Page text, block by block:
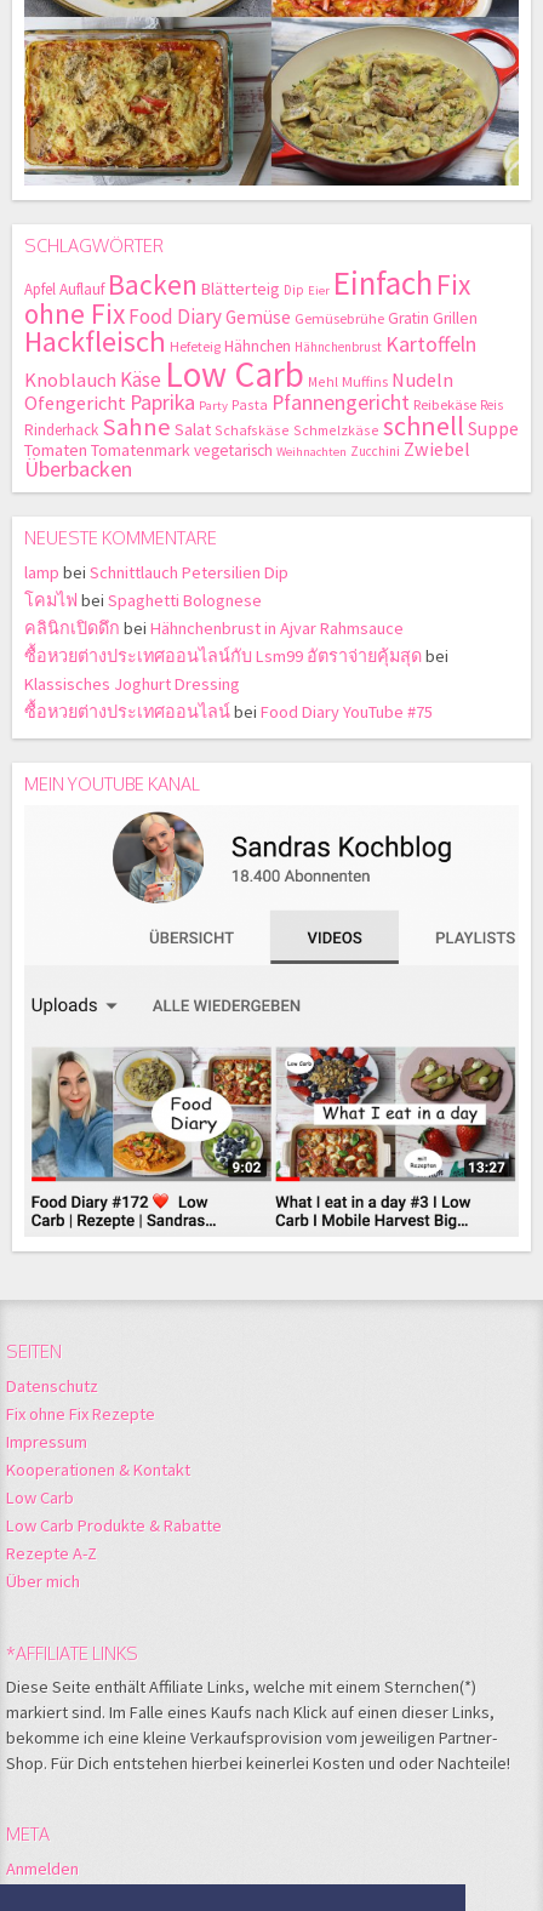
SCHLAGWÖRTER
ApfelAuflauf Backen Blätterteig Dip Eier Einfach Fix
ohne FixFood DiaryGemüse Gemüsebrühe Gratin Grillen
Hackfleisch Hefeteig Hähnchen Hähnchenbrust Kartoffeln
Knoblauch Käse Low Carb Mehl Muffins Nudeln
Ofengericht Paprika Party Pasta Pfannengericht Reibekäse Reis
Rinderhack Sahne Salat Schafskäse Schmelzkäse schnell Suppe
Tomaten Tomatenmarkvegetarisch Weihnachten Zucchini Zwiebel
Überbacken
NEUESTE KOMMENTARE
lamp bei Schnittlauch Petersilien Dip
โคมไฟ bei Spaghetti Bolognese
คลินิกเปิดดึก bei Hähnchenbrust in Ajvar Rahmsauce
ซื้อหวยต่างประเทศออนไลน์กับ Lsm99 อัตราจ่ายคุ้มสุดbei
Klassisches Joghurt Dressing
ซื้อหวยต่างประเทศออนไลน์bei Food Diary YouTube #75
MEIN YOUTUBE KANAL
SEITEN
Datenschutz
Fix ohne Fix Rezepte
Impressum
Kooperationen & Kontakt
Low Carb
Low Carb Produkte & Rabatte
Rezepte A-Z
Über mich
*AFFILIATE LINKS
Diese Seite enthält Affiliate Links, welche mit einem Sternchen(*)
markiert sind. Im Falle eines Kaufs nach Klick auf einen dieser Links,
bekomme ich eine kleine Verkaufsprovision vom jeweiligen Partner-
Shop. Für Dich entstehen hierbei keinerlei Kosten und oder Nachteile!
META
Anmelden